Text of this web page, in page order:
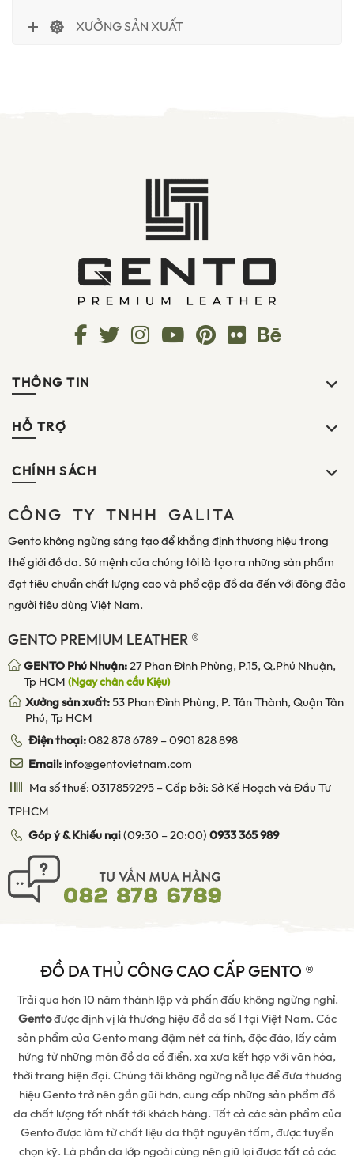
XƯỞNG SẢN XUẤT
THÔNG TIN
HỖ TRỢ
CHÍNH SÁCH
CÔNG TY TNHH GALITA
Gento không ngừng sáng tạo để khẳng định thương hiệu trong
thế giới đồ da. Sứ mệnh của chúng tôi là tạo ra những sản phẩm
đạt tiêu chuẩn chất lượng cao và phổ cập đồ da đến với đông đảo
người tiêu dùng Việt Nam.
GENTO PREMIUM LEATHER ®
GENTO Phú Nhuận:27 Phan Đình Phùng, P.15, Q.Phú Nhuận,
Tp HCM (Ngay chân cầu Kiệu)
Xưởng sản xuất:53 Phan Đình Phùng, P. Tân Thành, Quận Tân
Phú, Tp HCM
Điện thoại:082 878 6789–0901 828 898
Email:info@gentovietnam.com
Mã số thuế: 0317859295 – Cấp bởi: Sở Kế Hoạch và Đầu Tư
TPHCM
Góp ý & Khiếu nại(09:30 – 20:00)0933 365 989
ĐỒ DA THỦ CÔNG CAO CẤP GENTO ®
Trải qua hơn 10 năm thành lập và phấn đấu không ngừng nghỉ.
Gentođược định vị là thương hiệu đồ da số 1 tại Việt Nam. Các
sản phẩm của Gento mang đậm nét cá tính, độc đáo, lấy cảm
hứng từ những món đồ da cổ điển, xa xưa kết hợp với văn hóa,
thời trang hiện đại. Chúng tôi không ngừng nỗ lực để đưa thương
hiệu Gento trở nên gần gũi hơn, cung cấp những sản phẩm đồ
da chất lượng tốt nhất tới khách hàng. Tất cả các sản phẩm của
Gento được làm từ chất liệu da thật nguyên tấm, được tuyển
chọn kỹ. Là phần da lớp ngoài cùng nên giữ lại được tất cả các